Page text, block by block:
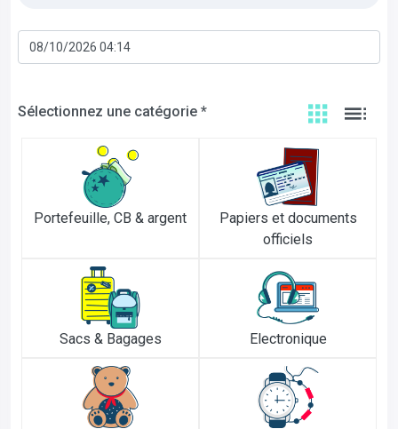
Sélectionnez une catégorie *
Portefeuille, CB & argent
Papiers et documents
officiels
Sacs & Bagages Electronique